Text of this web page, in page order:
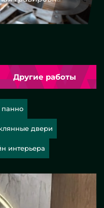
Другие работы
панно
двери
интерьера